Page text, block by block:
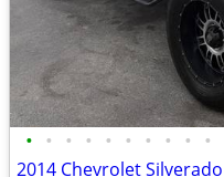
• • • • • • • • • •